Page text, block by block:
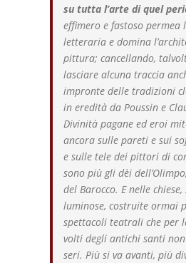
su tutta l’arte di quel
effimero e fastoso permea
letteraria e domina
pittura; cancellando,
lasciare alcuna traccia
impronte delle tradizioni
in eredità da Poussin e
Divinità pagane ed eroi
ancora sulle pareti e sui
e sulle tele dei pittori di
sono più gli dèi
del Barocco. E nelle chiese,
luminose, costruite ormai
spettacoli teatrali che per
volti degli antichi santi
seri. Più si va avanti, più